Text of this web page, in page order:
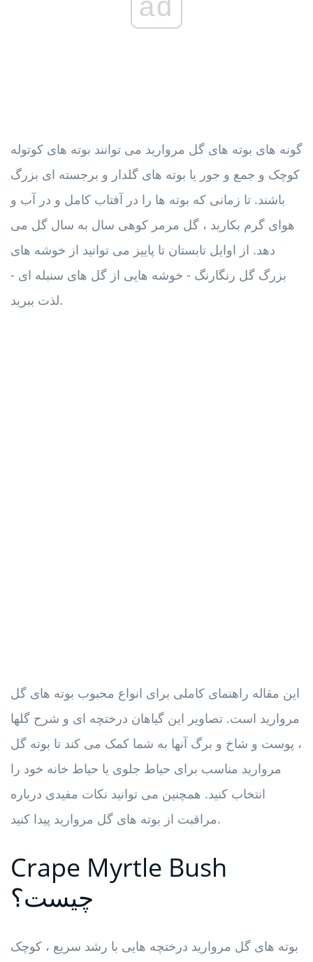
گونه های بوته های گل مروارید می توانند بوته های کوتوله
کوچک و جمع و جور یا بوته های گلدار و برجسته ای بزرگ
باشند. تا زمانی که بوته ها را در آفتاب کامل و در آب و
هوای گرم بکارید ، گل مرمر کوهی سال به سال گل می
دهد. از اوایل تابستان تا پاییز می توانید از خوشه های
بزرگ گل رنگارنگ - خوشه هایی از گل های سنبله ای -
لذت ببرید.
این مقاله راهنمای کاملی برای انواع محبوب بوته های گل
مروارید است. تصاویر این گیاهان درختچه ای و شرح گلها
، پوست و شاخ و برگ آنها به شما کمک می کند تا بوته گل
مروارید مناسب برای حیاط جلوی یا حیاط خانه خود را
انتخاب کنید. همچنین می توانید نکات مفیدی درباره
مراقبت از بوته های گل مروارید پیدا کنید.
Crape Myrtle Bush
چیست؟
بوته های گل مروارید درختچه هایی با رشد سریع ، کوچک